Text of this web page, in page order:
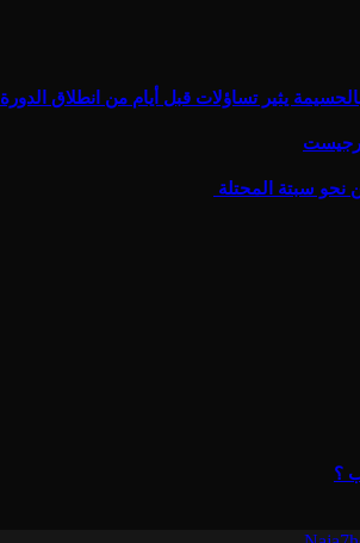
يثير تساؤلات قبل أيام من انطلاق الدورة 22
نحو سبتة المحتلة
؟